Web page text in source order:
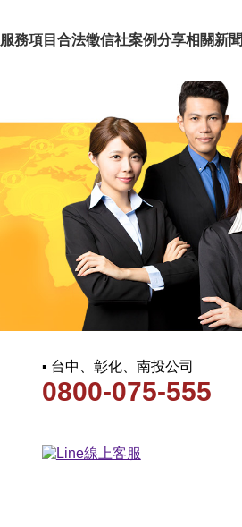
服務項目 合法徵信社案例分享相關新聞
▪ 台中、彰化、南投公司
0800-075-555